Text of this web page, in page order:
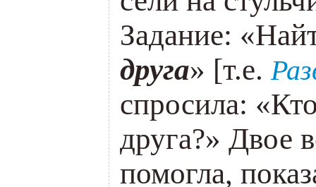
Задание:
друга» [т.е.
спросила:
друга?» Двое
помогла,